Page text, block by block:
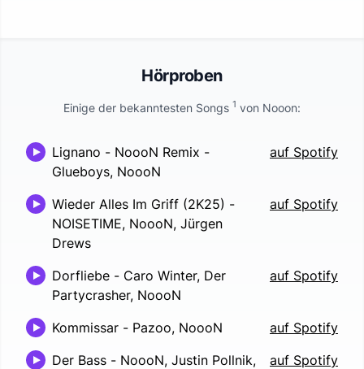
Hörproben
Einige der bekanntesten Songs 1 von Nooon:
Lignano - NoooN Remix -
Glueboys, NoooN
auf Spotify
Wieder Alles Im Griff (2K25) -
NOISETIME, NoooN, Jürgen
Drews
auf Spotify
Dorfliebe - Caro Winter, Der
Partycrasher, NoooN
auf Spotify
Kommissar - Pazoo, NoooN
auf Spotify
Der Bass - NoooN, Justin Pollnik,
auf Spotify